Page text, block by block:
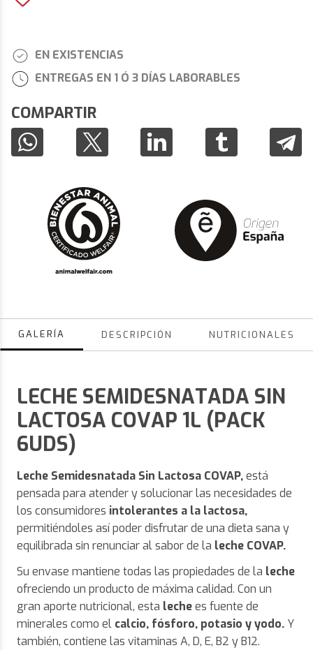
EN EXISTENCIAS
ENTREGAS EN 1 Ó 3 DÍAS LABORABLES
COMPARTIR
GALERÍA DESCRIPCIÓN NUTRICIONALES
LECHE SEMIDESNATADA SIN
LACTOSA COVAP 1L (PACK
6UDS)
Leche Semidesnatada Sin Lactosa COVAP,está
pensada para atender y solucionar las necesidades de
los consumidores intolerantes a la lactosa,
permitiéndoles así poder disfrutar de una dieta sana y
equilibrada sin renunciar al sabor de la leche COVAP.
Su envase mantiene todas las propiedades de la leche
ofreciendo un producto de máxima calidad. Con un
gran aporte nutricional, esta lechees fuente de
minerales como el calcio, fósforo, potasio y yodo. Y
también, contiene las vitaminas A, D, E, B2 y B12.